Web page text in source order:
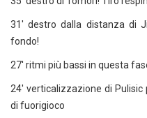
31' destro dalla distanza di
fondo!
27' ritmi più bassi in questa
24' verticalizzazione di Pulisic
di fuorigioco